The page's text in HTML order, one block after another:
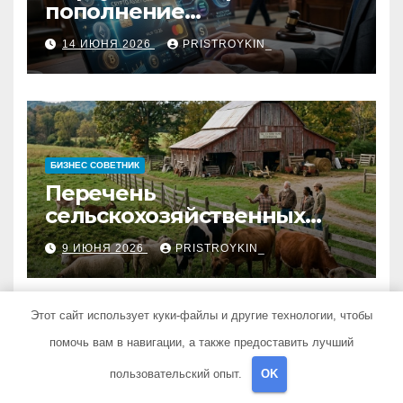
пополнение
стейблкоинами:
юридические требования,
риски и механизмы работы
14 ИЮНЯ 2026 PRISTROYKIN_
БИЗНЕС СОВЕТНИК
Перечень
сельскохозяйственных
животных и информация о
структуре
сельскохозяйственных
кооперативов
9 ИЮНЯ 2026 PRISTROYKIN_
Этот сайт использует куки-файлы и другие технологии, чтобы
помочь вам в навигации, а также предоставить лучший
пользовательский опыт. OK